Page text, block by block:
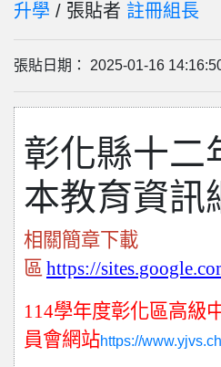
升學 / 張貼者 註冊組長
張貼日期： 2025-01-16
彰化縣十二
本教育資訊
相關簡章下載
區 https://
114學年度彰化區高級
員會網站https://